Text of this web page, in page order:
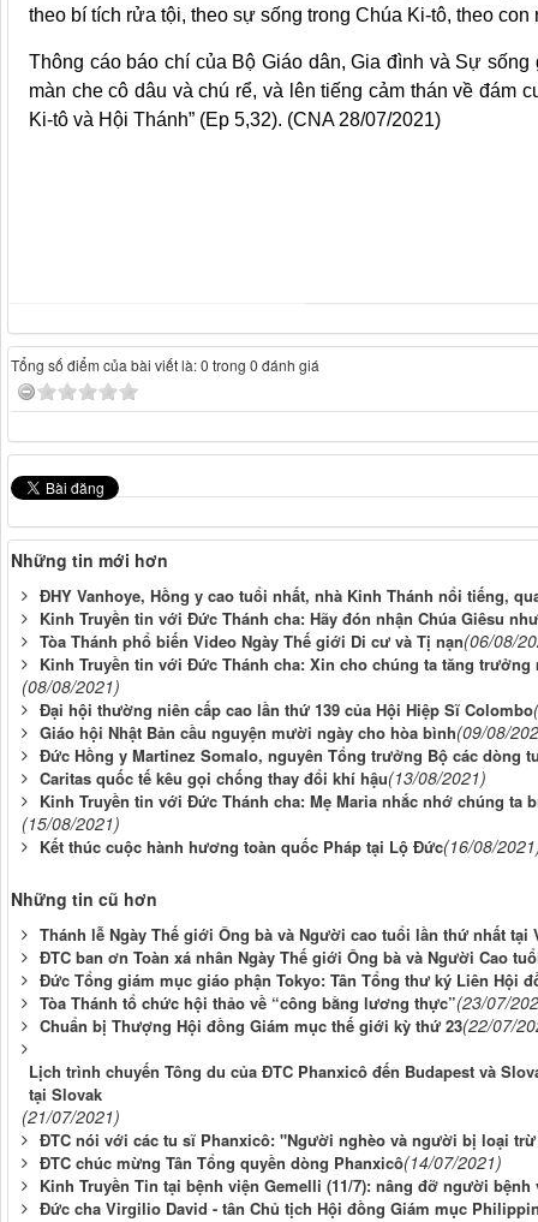
theo bí tích rửa tội, theo sự sống trong Chúa Ki-tô, theo con
Thông cáo báo chí của Bộ Giáo dân, Gia đình và Sự
màn che cô dâu và chú rể, và lên tiếng cảm thán về đám
Ki-tô và Hội Thánh” (Ep 5,32). (CNA 28/07/2021)
Tổng số điểm của bài viết là: 0 trong 0 đánh giá
Những tin mới hơn
ĐHY Vanhoye, Hồng y cao tuổi nhất, nhà Kinh Thánh nổi tiếng,
Kinh Truyền tin với Đức Thánh cha: Hãy đón nhận Chúa Giêsu
Tòa Thánh phổ biến Video Ngày Thế giới Di cư và Tị nạn(06/08/
Kinh Truyền tin với Đức Thánh cha: Xin cho chúng ta tăng
(08/08/2021)
Đại hội thường niên cấp cao lần thứ 139 của Hội Hiệp Sĩ Colombo
Giáo hội Nhật Bản cầu nguyện mười ngày cho hòa bình(09/08/
Đức Hồng y Martinez Somalo, nguyên Tổng trưởng Bộ các dòng
Caritas quốc tế kêu gọi chống thay đổi khí hậu(13/08/2021)
Kinh Truyền tin với Đức Thánh cha: Mẹ Maria nhắc nhớ chúng
(15/08/2021)
Kết thúc cuộc hành hương toàn quốc Pháp tại Lộ Đức(16/08/
Những tin cũ hơn
Thánh lễ Ngày Thế giới Ông bà và Người cao tuổi lần thứ nhất tại
ĐTC ban ơn Toàn xá nhân Ngày Thế giới Ông bà và Người Cao
Đức Tổng giám mục giáo phận Tokyo: Tân Tổng thư ký Liên Hội
Tòa Thánh tổ chức hội thảo về “công bằng lương thực”(23/07/
Chuẩn bị Thượng Hội đồng Giám mục thế giới kỳ thứ 23(22/07/
Lịch trình chuyến Tông du của ĐTC Phanxicô đến Budapest và
tại Slovak
(21/07/2021)
ĐTC nói với các tu sĩ Phanxicô: "Người nghèo và người bị loại
ĐTC chúc mừng Tân Tổng quyền dòng Phanxicô(14/07/2021)
Kinh Truyền Tin tại bệnh viện Gemelli (11/7): nâng đỡ người
Đức cha Virgilio David - tân Chủ tịch Hội đồng Giám mục